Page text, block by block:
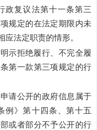
政复议法第十一条第三
规定的在法定期限内未
应法定职责的情形。
示拒绝履行、不完全履
第一款第三项规定的行
请公开的政府信息属于
例》第十四条、第十五
或者部分不予公开的行